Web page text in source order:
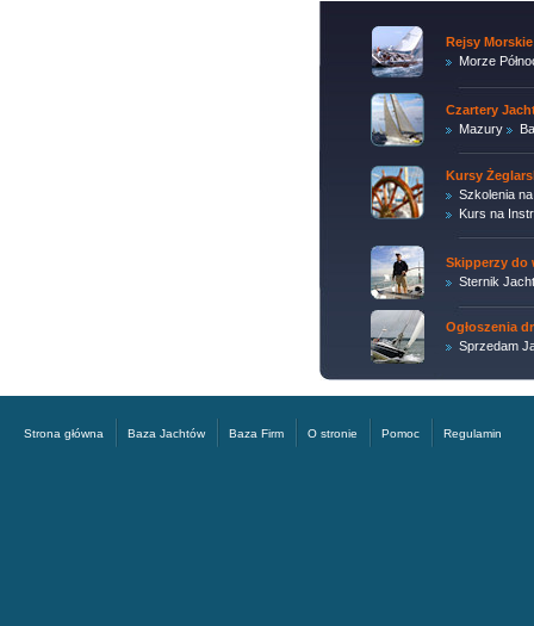
Rejsy Morskie
Morze
Czartery
Mazury
Kursy
Szkolenia
Kurs na
Skipperzy do
Sternik
Ogłoszenia
Sprzedam
Strona główna Baza Jachtów Baza Firm O stronie Pomoc Regulamin